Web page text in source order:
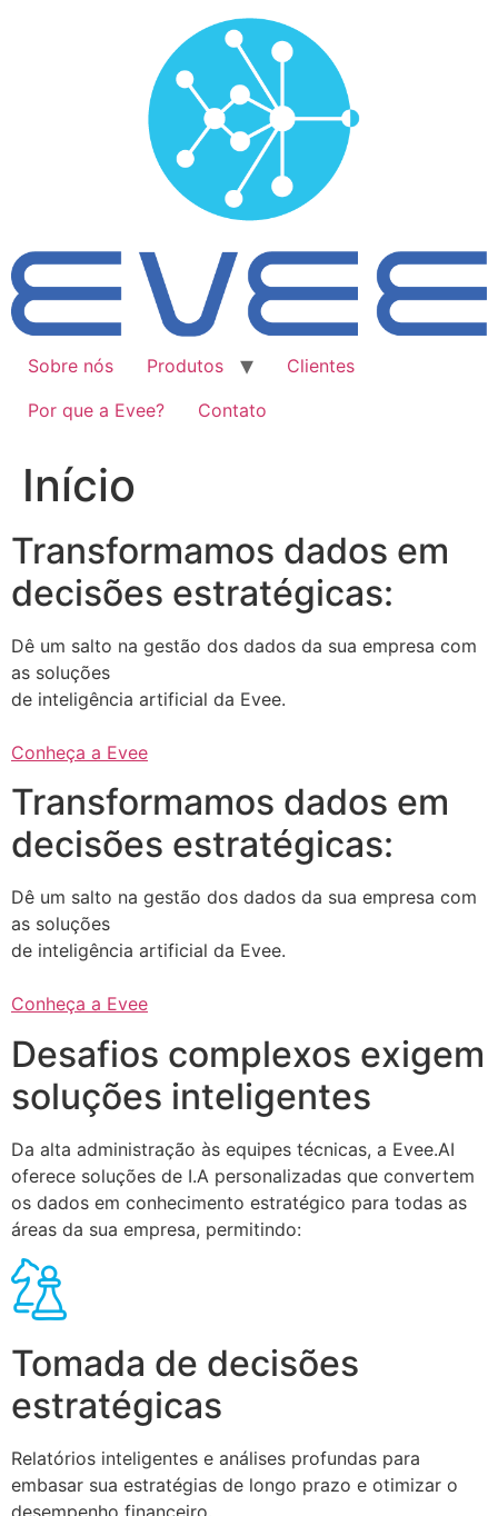
Sobre nós Produtos
Clientes
Por que a Evee?
Contato
Início
Transformamos dados em
decisões estratégicas:
Dê um salto na gestão dos dados da sua empresa com
as soluções
de inteligência artificial da Evee.
Conheça a Evee
Transformamos dados em
decisões estratégicas:
Dê um salto na gestão dos dados da sua empresa com
as soluções
de inteligência artificial da Evee.
Conheça a Evee
Desafios complexos exigem
soluções inteligentes
Da alta administração às equipes técnicas, a Evee.AI
oferece soluções de I.A personalizadas que convertem
os dados em conhecimento estratégico para todas as
áreas da sua empresa, permitindo:
Tomada de decisões
estratégicas
Relatórios inteligentes e análises profundas para
embasar sua estratégias de longo prazo e otimizar o